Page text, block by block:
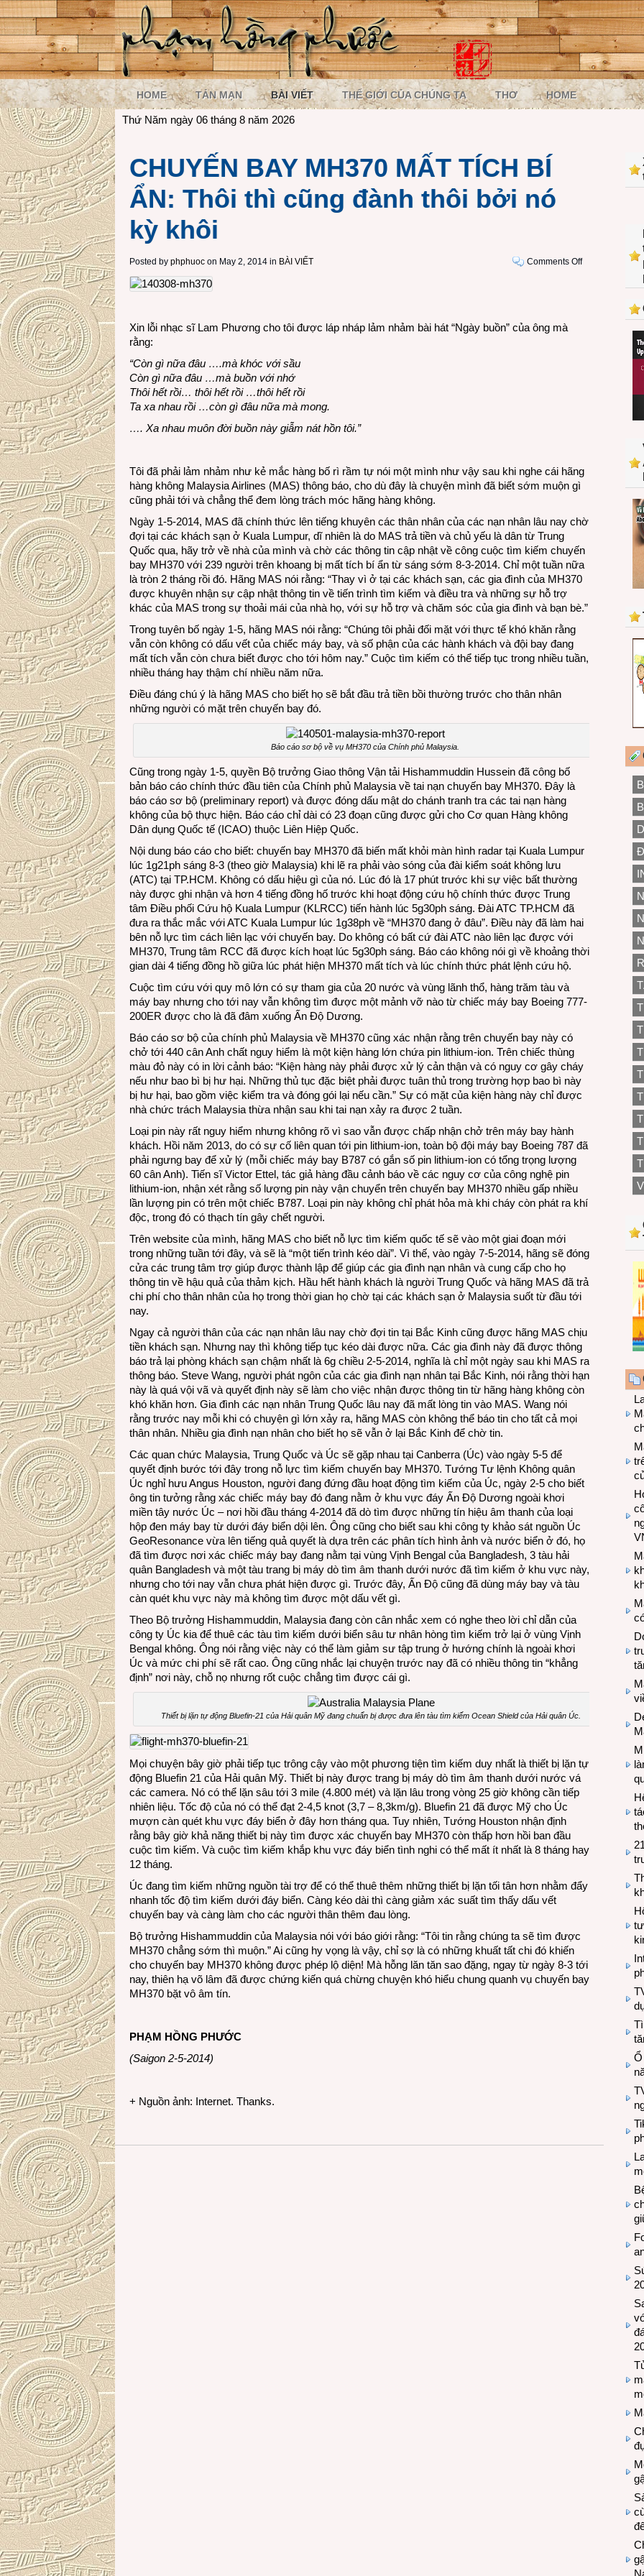
HOME TẢN MẠN BÀI VIẾT THẾ GIỚI CỦA CHÚNG TA THƠ HOME
Thứ Năm ngày 06 tháng 8 năm 2026
CHUYẾN BAY MH370 MẤT TÍCH BÍ
ẨN: Thôi thì cũng đành thôi bởi nó
kỳ khôi
Posted by phphuoc on May 2, 2014 in BÀI VIẾT Comments Offon
kỳ
Xin lỗi nhạc sĩ Lam Phương cho tôi được láp nháp lảm nhảm bài hát “Ngày buồn” của ông mà
rằng:
“Còn gì nữa đâu ….mà khóc với sầu
Còn gì nữa đâu …mà buồn với nhớ
Thôi hết rồi… thôi hết rồi …thôi hết rồi
Ta xa nhau rồi …còn gì đâu nữa mà mong.
…. Xa nhau muôn đời buồn này giẫm nát hồn tôi.”
Tôi đã phải lảm nhảm như kẻ mắc hàng bố rì rầm tự nói một mình như vậy sau khi nghe cái hãng
hàng không Malaysia Airlines (MAS) thông báo, cho dù đây là chuyện mình đã biết sớm muộn gì
cũng phải tới và chẳng thể đem lòng trách móc hãng hàng không.
Ngày 1-5-2014, MAS đã chính thức lên tiếng khuyên các thân nhân của các nạn nhân lâu nay chờ
đợi tại các khách sạn ở Kuala Lumpur, dĩ nhiên là do MAS trả tiền và chủ yếu là dân từ Trung
Quốc qua, hãy trở về nhà của mình và chờ các thông tin cập nhật về công cuộc tìm kiếm chuyến
bay MH370 với 239 người trên khoang bị mất tích bí ẩn từ sáng sớm 8-3-2014. Chỉ một tuần nữa
là tròn 2 tháng rồi đó. Hãng MAS nói rằng: “Thay vì ở tại các khách sạn, các gia đình của MH370
được khuyên nhận sự cập nhật thông tin về tiến trình tìm kiếm và điều tra và những sự hỗ trợ
khác của MAS trong sự thoải mái của nhà họ, với sự hỗ trợ và chăm sóc của gia đình và bạn bè.”
Trong tuyên bố ngày 1-5, hãng MAS nói rằng: “Chúng tôi phải đối mặt với thực tế khó khăn rằng
vẫn còn không có dấu vết của chiếc máy bay, và số phận của các hành khách và đội bay đang
mất tích vẫn còn chưa biết được cho tới hôm nay.” Cuộc tìm kiếm có thể tiếp tục trong nhiều tuần,
nhiều tháng hay thậm chí nhiều năm nữa.
Điều đáng chú ý là hãng MAS cho biết họ sẽ bắt đầu trả tiền bồi thường trước cho thân nhân
những người có mặt trên chuyến bay đó.
Báo cáo sơ bộ về vụ MH370 của Chính phủ Malaysia.
Cũng trong ngày 1-5, quyền Bộ trưởng Giao thông Vận tải Hishammuddin Hussein đã công bố
bản báo cáo chính thức đầu tiên của Chính phủ Malaysia về tai nạn chuyến bay MH370. Đây là
báo cáo sơ bộ (preliminary report) và được đóng dấu mật do chánh tranh tra các tai nạn hàng
không của bộ thực hiện. Báo cáo chỉ dài có 23 đoạn cũng được gửi cho Cơ quan Hàng không
Dân dụng Quốc tế (ICAO) thuộc Liên Hiệp Quốc.
Nội dung báo cáo cho biết: chuyến bay MH370 đã biến mất khỏi màn hình radar tại Kuala Lumpur
lúc 1g21ph sáng 8-3 (theo giờ Malaysia) khi lẽ ra phải vào sóng của đài kiểm soát không lưu
(ATC) tại TP.HCM. Không có dấu hiệu gì của nó. Lúc đó là 17 phút trước khi sự việc bất thường
này được ghi nhận và hơn 4 tiếng đồng hố trước khi hoạt động cứu hộ chính thức được Trung
tâm Điều phối Cứu hộ Kuala Lumpur (KLRCC) tiến hành lúc 5g30ph sáng. Đài ATC TP.HCM đã
đưa ra thắc mắc với ATC Kuala Lumpur lúc 1g38ph về “MH370 đang ở đâu”. Điều này đã làm hai
bên nỗ lực tìm cách liên lạc với chuyến bay. Do không có bất cứ đài ATC nào liên lạc được với
MH370, Trung tâm RCC đã được kích hoạt lúc 5g30ph sáng. Báo cáo không nói gì về khoảng thời
gian dài 4 tiếng đồng hồ giữa lúc phát hiện MH370 mất tích và lúc chính thức phát lệnh cứu hộ.
Cuộc tìm cứu với quy mô lớn có sự tham gia của 20 nước và vùng lãnh thổ, hàng trăm tàu và
máy bay nhưng cho tới nay vẫn không tìm được một mảnh vỡ nào từ chiếc máy bay Boeing 777-
200ER được cho là đã đâm xuống Ấn Độ Dương.
Báo cáo sơ bộ của chính phủ Malaysia về MH370 cũng xác nhận rằng trên chuyến bay này có
chở tới 440 cân Anh chất nguy hiểm là một kiện hàng lớn chứa pin lithium-ion. Trên chiếc thùng
màu đỏ này có in lời cảnh báo: “Kiện hàng này phải được xử lý cản thận và có nguy cơ gây cháy
nếu như bao bì bị hư hại. Những thủ tục đặc biệt phải được tuân thủ trong trường hợp bao bì này
bị hư hại, bao gồm việc kiểm tra và đóng gói lại nếu cần.” Sự có mặt của kiện hàng này chỉ được
nhà chức trách Malaysia thừa nhận sau khi tai nạn xảy ra được 2 tuần.
Loại pin này rất nguy hiểm nhưng không rõ vì sao vẫn được chấp nhận chở trên máy bay hành
khách. Hồi năm 2013, do có sự cố liên quan tới pin lithium-ion, toàn bộ đội máy bay Boeing 787 đã
phải ngưng bay để xử lý (mỗi chiếc máy bay B787 có gắn số pin lithium-ion có tổng trọng lượng
60 cân Anh). Tiến sĩ Victor Ettel, tác giả hàng đầu cảnh báo về các nguy cơ của công nghệ pin
lithium-ion, nhận xét rằng số lượng pin này vận chuyển trên chuyến bay MH370 nhiều gấp nhiều
lần lượng pin có trên một chiếc B787. Loại pin này không chỉ phát hỏa mà khi cháy còn phát ra khí
độc, trong đó có thạch tín gây chết người.
Trên website của mình, hãng MAS cho biết nỗ lực tìm kiếm quốc tế sẽ vào một giai đoạn mới
trong những tuần tới đây, và sẽ là “một tiến trình kéo dài”. Vì thế, vào ngày 7-5-2014, hãng sẽ đóng
cửa các trung tâm trợ giúp được thành lập để giúp các gia đình nạn nhân và cung cấp cho họ
thông tin về hậu quả của thảm kịch. Hầu hết hành khách là người Trung Quốc và hãng MAS đã trả
chi phí cho thân nhân của họ trong thời gian họ chờ tại các khách sạn ở Malaysia suốt từ đầu tới
nay.
Ngay cả người thân của các nạn nhân lâu nay chờ đợi tin tại Bắc Kinh cũng được hãng MAS chịu
tiền khách sạn. Nhưng nay thì không tiếp tục kéo dài được nữa. Các gia đình này đã được thông
báo trả lại phòng khách sạn chậm nhất là 6g chiều 2-5-2014, nghĩa là chỉ một ngày sau khi MAS ra
thông báo. Steve Wang, người phát ngôn của các gia đình nạn nhân tại Bắc Kinh, nói rằng thời hạn
này là quá vội vã và quyết định này sẽ làm cho việc nhận được thông tin từ hãng hàng không còn
khó khăn hơn. Gia đình các nạn nhân Trung Quốc lâu nay đã mất lòng tin vào MAS. Wang nói
rằng trước nay mỗi khi có chuyện gì lớn xảy ra, hãng MAS còn không thể báo tin cho tất cả mọi
thân nhân. Nhiều gia đình nạn nhân cho biết họ sẽ vẫn ở lại Bắc Kinh để chờ tin.
Các quan chức Malaysia, Trung Quốc và Úc sẽ gặp nhau tại Canberra (Úc) vào ngày 5-5 để
quyết định bước tới đây trong nỗ lực tìm kiếm chuyến bay MH370. Tướng Tư lệnh Không quân
Úc nghỉ hưu Angus Houston, người đang đứng đầu hoạt động tìm kiếm của Úc, ngày 2-5 cho biết
ông tin tưởng rằng xác chiếc máy bay đó đang nằm ở khu vực đáy Ấn Độ Dương ngoài khơi
miền tây nước Úc – nơi hồi đầu tháng 4-2014 đã dò tìm được những tín hiệu âm thanh của loại
hộp đen máy bay từ dưới đáy biển dội lên. Ông cũng cho biết sau khi công ty khảo sát nguồn Úc
GeoResonance vừa lên tiếng quả quyết là dựa trên các phân tích hình ảnh và nước biển ở đó, họ
đã tìm được nơi xác chiếc máy bay đang nằm tại vùng Vịnh Bengal của Bangladesh, 3 tàu hải
quân Bangladesh và một tàu trang bị máy dò tìm âm thanh dưới nước đã tìm kiếm ở khu vực này,
nhưng cho tới nay vẫn chưa phát hiện được gì. Trước đây, Ấn Độ cũng đã dùng máy bay và tàu
càn quét khu vực này mà không tìm được một dấu vết gì.
Theo Bộ trưởng Hishammuddin, Malaysia đang còn cân nhắc xem có nghe theo lời chỉ dẫn của
công ty Úc kia để thuê các tàu tìm kiếm dưới biển sâu tư nhân hòng tìm kiếm trở lại ở vùng Vịnh
Bengal không. Ông nói rằng việc này có thể làm giảm sư tập trung ở hướng chính là ngoài khơi
Úc và mức chi phí sẽ rất cao. Ông cũng nhắc lại chuyện trước nay đã có nhiều thông tin “khẳng
định” nơi này, chỗ nọ nhưng rốt cuộc chẳng tìm được cái gì.
Thiết bị lặn tự động Bluefin-21 của Hải quân Mỹ đang chuẩn bị được đưa lên tàu tìm kiếm Ocean Shield của Hải quân Úc.
Mọi chuyện bây giờ phải tiếp tục trông cậy vào một phương tiện tìm kiếm duy nhất là thiết bị lặn tự
động Bluefin 21 của Hải quân Mỹ. Thiết bị này được trang bị máy dò tìm âm thanh dưới nước vá
các camera. Nó có thể lặn sâu tới 3 mile (4.800 mét) và lặn lâu trong vòng 25 giờ không cần tiếp
nhiên liệu. Tốc độ của nó có thể đạt 2-4,5 knot (3,7 – 8,3km/g). Bluefin 21 đã được Mỹ cho Úc
mượn càn quét khu vực đáy biển ở đây hơn tháng qua. Tuy nhiên, Tướng Houston nhận định
rằng bây giờ khả năng thiết bị này tìm được xác chuyến bay MH370 còn thấp hơn hồi ban đầu
cuộc tìm kiếm. Và cuộc tìm kiếm khắp khu vực đáy biển tình nghi có thể mất ít nhất là 8 tháng hay
12 tháng.
Úc đang tìm kiếm những nguồn tài trợ để có thể thuê thêm những thiết bị lặn tối tân hơn nhằm đẩy
nhanh tốc độ tìm kiếm dưới đáy biển. Càng kéo dài thì càng giảm xác suất tìm thấy dấu vết
chuyến bay và càng làm cho các người thân thêm đau lòng.
Bộ trưởng Hishammuddin của Malaysia nói với báo giới rằng: “Tôi tin rằng chúng ta sẽ tìm được
MH370 chẳng sớm thì muộn.” Ai cũng hy vọng là vậy, chỉ sợ là có những khuất tất chi đó khiến
cho chuyến bay MH370 không được phép lộ diện! Mà hỗng lăn tăn sao đặng, ngay từ ngày 8-3 tới
nay, thiên hạ võ lâm đã được chứng kiến quá chừng chuyện khó hiểu chung quanh vụ chuyến bay
MH370 bặt vô âm tín.
PHẠM HỒNG PHƯỚC
(Saigon 2-5-2014)
+ Nguồn ảnh: Internet. Thanks.